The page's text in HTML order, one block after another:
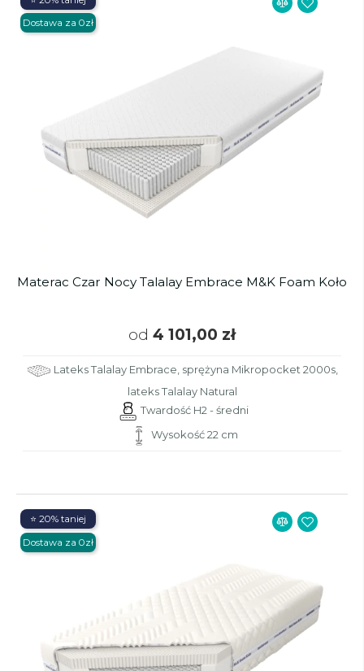
Materac Czar Nocy Talalay Embrace M&K Foam Koło
od 4 101,00 zł
Lateks Talalay Embrace, sprężyna Mikropocket 2000s,
lateks Talalay Natural
Twardość H2 - średni
Wysokość 22 cm
Dostawa za 0zł
⭐ 20% taniej
Dostawa za 0zł